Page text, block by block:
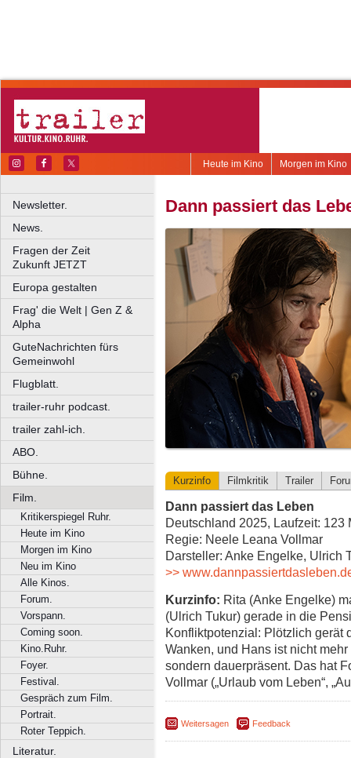
Morgen im Kino
Heute im Kino
Newsletter.
News.
Fragen der Zeit
Zukunft JETZT
Europa gestalten
Frag' die Welt | Gen Z &
Alpha
GuteNachrichten fürs
Gemeinwohl
Flugblatt.
trailer-ruhr podcast.
trailer zahl-ich.
ABO.
Bühne.
Film.
Kritikerspiegel Ruhr.
Heute im Kino
Morgen im Kino
Neu im Kino
Alle Kinos.
Forum.
Vorspann.
Coming soon.
Kino.Ruhr.
Foyer.
Festival.
Gespräch zum Film.
Portrait.
Roter Teppich.
Literatur.
Dann passiert das
Kurzinfo Filmkritik Trailer
Dann passiert das Leben
Deutschland 2025, Laufzeit: 123
Regie: Neele Leana Vollmar
Darsteller: Anke Engelke, Ulrich
>>
Kurzinfo: Rita (Anke Engelke)
(Ulrich Tukur) gerade in die
Konfliktpotenzial: Plötzlich gerät
Wanken, und Hans ist nicht
sondern dauerpräsent. Das hat
Vollmar („Urlaub vom Leben“,
Weitersagen Feedback